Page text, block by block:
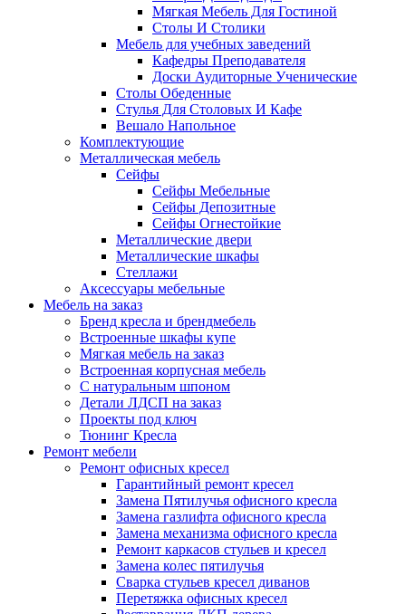
Мягкая Мебель Для Гостиной
Столы И Столики
Мебель для учебных заведений
Кафедры Преподавателя
Доски Аудиторные Ученические
Столы Обеденные
Стулья Для Столовых И Кафе
Вешало Напольное
Комплектующие
Металлическая мебель
Сейфы
Сейфы Мебельные
Сейфы Депозитные
Сейфы Огнестойкие
Металлические двери
Металлические шкафы
Стеллажи
Аксессуары мебельные
Мебель на заказ
Бренд кресла и брендмебель
Встроенные шкафы купе
Мягкая мебель на заказ
Встроенная корпусная мебель
С натуральным шпоном
Детали ЛДСП на заказ
Проекты под ключ
Тюнинг Кресла
Ремонт мебели
Ремонт офисных кресел
Гарантийный ремонт кресел
Замена Пятилучья офисного кресла
Замена газлифта офисного кресла
Замена механизма офисного кресла
Ремонт каркасов стульев и кресел
Замена колес пятилучья
Сварка стульев кресел диванов
Перетяжка офисных кресел